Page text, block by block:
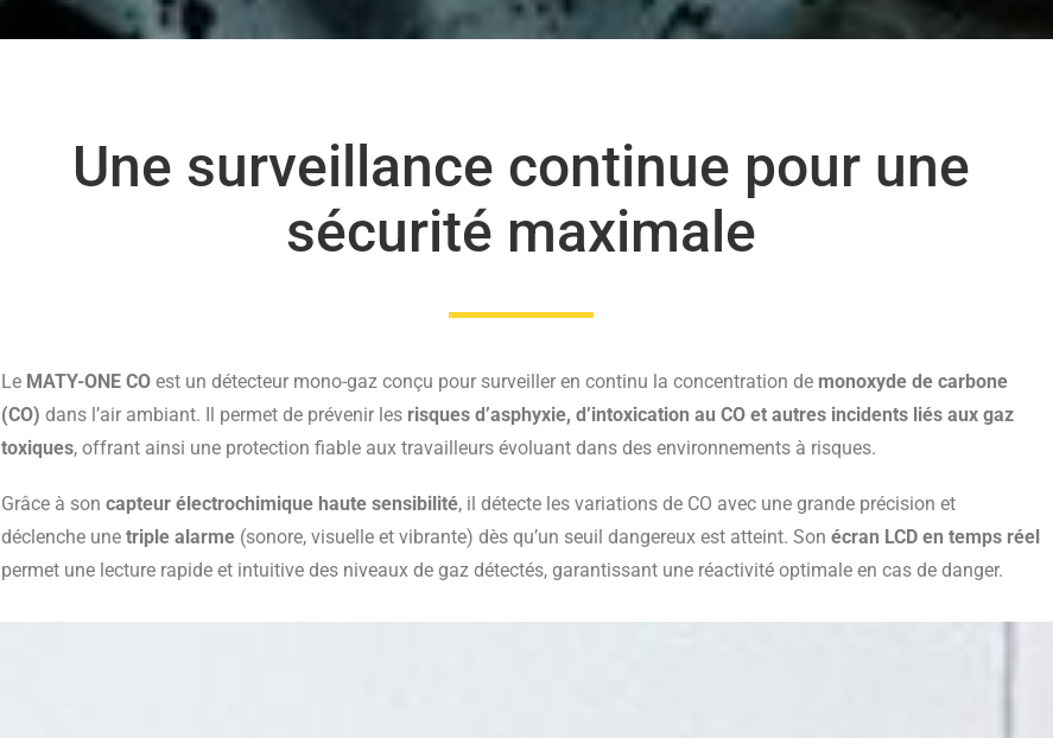
Une surveillance continue pour une
sécurité maximale
Le MATY-ONE COest un détecteur mono-gaz conçu pour surveiller en continu la concentration de monoxyde de carbone
(CO) dans l’air ambiant. Il permet de prévenir les risques d’asphyxie, d’intoxication au CO et autres incidents liés aux gaz
toxiques, offrant ainsi une protection fiable aux travailleurs évoluant dans des environnements à risques.
Grâce à son capteur électrochimique haute sensibilité, il détecte les variations de CO avec une grande précision et
déclenche une triple alarme(sonore, visuelle et vibrante) dès qu’un seuil dangereux est atteint. Son écran LCD en temps réel
permet une lecture rapide et intuitive des niveaux de gaz détectés, garantissant une réactivité optimale en cas de danger.